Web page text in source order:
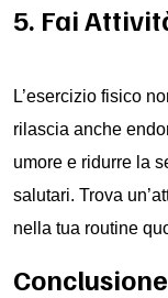
5. Fai
L’esercizio fisico
rilascia anche
umore e ridurre la
salutari. Trova
nella tua routine
Conclusione